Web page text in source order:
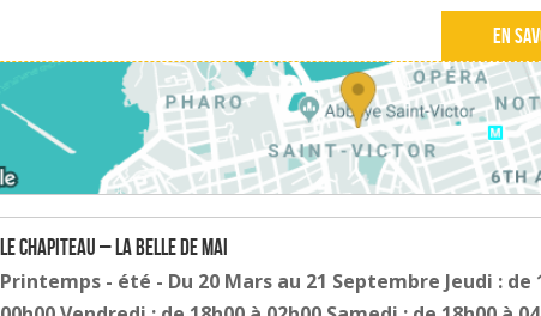
En
Le Chapiteau – la belle de mai
Printemps - été - Du 20 Mars au 21 Septembre Jeudi : de